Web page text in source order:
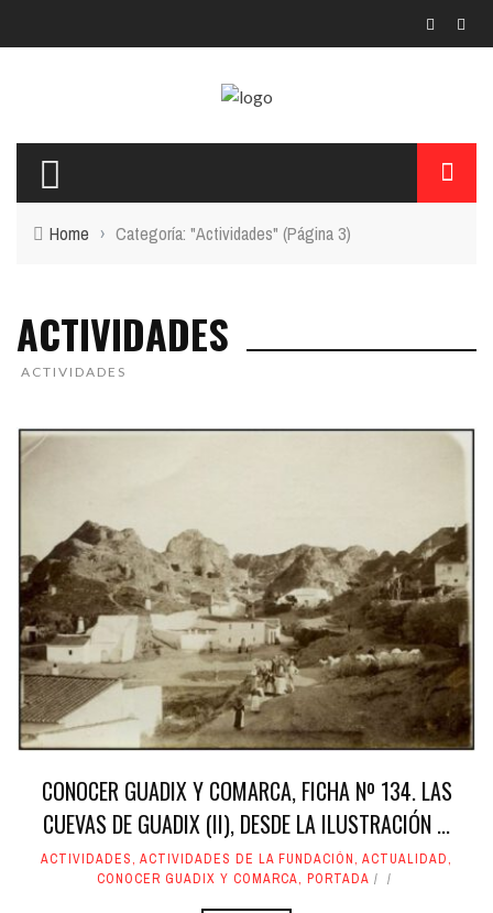
Home › Categoría: "Actividades" (Página 3)
ACTIVIDADES
ACTIVIDADES
CONOCER GUADIX Y COMARCA, FICHA Nº 134. LAS
CUEVAS DE GUADIX (II), DESDE LA ILUSTRACIÓN ...
ACTIVIDADES, ACTIVIDADES DE LA FUNDACIÓN, ACTUALIDAD,
CONOCER GUADIX Y COMARCA, PORTADA